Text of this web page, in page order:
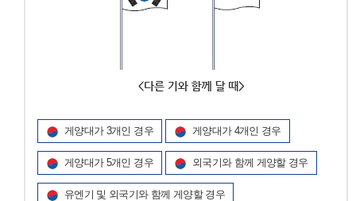
게양대가 3개인 경우 게양대가 4개인 경우
게양대가 5개인 경우 외국기와 함께 게양할 경우
유엔기 및 외국기와 함께 게양할 경우